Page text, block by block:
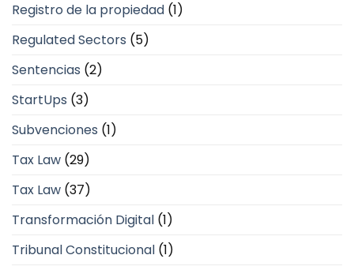
Registro de la propiedad (1)
Regulated Sectors (5)
Sentencias (2)
StartUps (3)
Subvenciones (1)
Tax Law (29)
Tax Law (37)
Transformación Digital (1)
Tribunal Constitucional (1)